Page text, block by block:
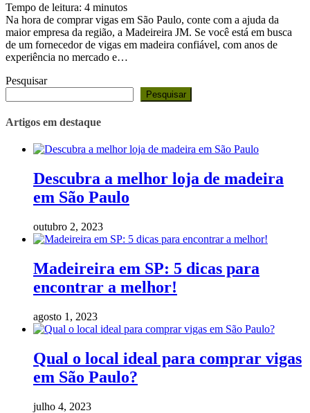
Tempo de leitura: 4 minutos
Na hora de comprar vigas em São Paulo, conte com a ajuda da
maior empresa da região, a Madeireira JM. Se você está em busca
de um fornecedor de vigas em madeira confiável, com anos de
experiência no mercado e…
Pesquisar
Pesquisar
Artigos em destaque
Descubra a melhor loja de madeira
em São Paulo
outubro 2, 2023
Madeireira em SP: 5 dicas para
encontrar a melhor!
agosto 1, 2023
Qual o local ideal para comprar vigas
em São Paulo?
julho 4, 2023